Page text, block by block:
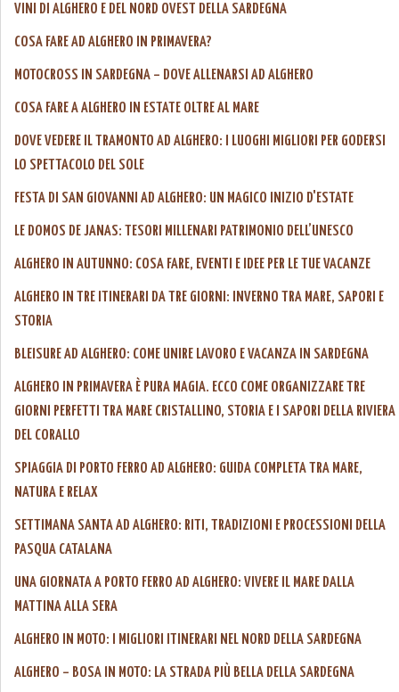
VINI DI ALGHERO E DEL NORD OVEST DELLA SARDEGNA
COSA FARE AD ALGHERO IN PRIMAVERA?
MOTOCROSS IN SARDEGNA – DOVE ALLENARSI AD ALGHERO
COSA FARE A ALGHERO IN ESTATE OLTRE AL MARE
DOVE VEDERE IL TRAMONTO AD ALGHERO: I LUOGHI MIGLIORI PER GODERSI
LO SPETTACOLO DEL SOLE
FESTA DI SAN GIOVANNI AD ALGHERO: UN MAGICO INIZIO D'ESTATE
LE DOMOS DE JANAS: TESORI MILLENARI PATRIMONIO DELL’UNESCO
ALGHERO IN AUTUNNO: COSA FARE, EVENTI E IDEE PER LE TUE VACANZE
ALGHERO IN TRE ITINERARI DA TRE GIORNI: INVERNO TRA MARE, SAPORI E
STORIA
BLEISURE AD ALGHERO: COME UNIRE LAVORO E VACANZA IN SARDEGNA
ALGHERO IN PRIMAVERA È PURA MAGIA. ECCO COME ORGANIZZARE TRE
GIORNI PERFETTI TRA MARE CRISTALLINO, STORIA E I SAPORI DELLA RIVIERA
DEL CORALLO
SPIAGGIA DI PORTO FERRO AD ALGHERO: GUIDA COMPLETA TRA MARE,
NATURA E RELAX
SETTIMANA SANTA AD ALGHERO: RITI, TRADIZIONI E PROCESSIONI DELLA
PASQUA CATALANA
UNA GIORNATA A PORTO FERRO AD ALGHERO: VIVERE IL MARE DALLA
MATTINA ALLA SERA
ALGHERO IN MOTO: I MIGLIORI ITINERARI NEL NORD DELLA SARDEGNA
ALGHERO – BOSA IN MOTO: LA STRADA PIÙ BELLA DELLA SARDEGNA